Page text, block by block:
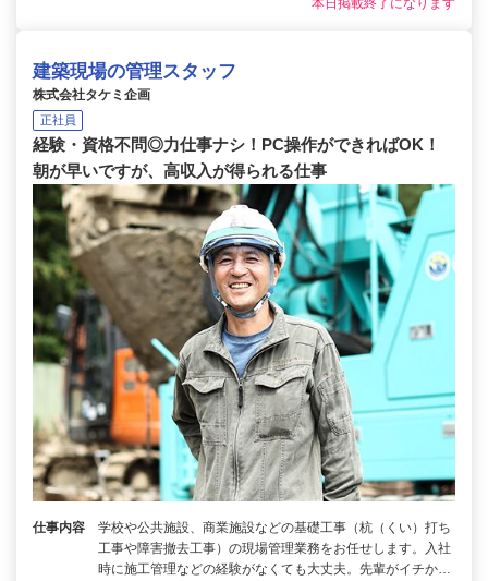
本日掲載終了になります
建築現場の管理スタッフ
株式会社タケミ企画
正社員
経験・資格不問◎力仕事ナシ！PC操作ができればOK！
朝が早いですが、高収入が得られる仕事
仕事内容
学校や公共施設、商業施設などの基礎工事（杭（くい）打ち
工事や障害撤去工事）の現場管理業務をお任せします。入社
時に施工管理などの経験がなくても大丈夫。先輩がイチか…